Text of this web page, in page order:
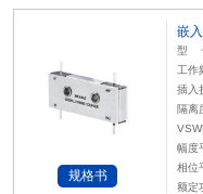
规格书
嵌
型
工作
插入
隔离
幅度
相位
额定